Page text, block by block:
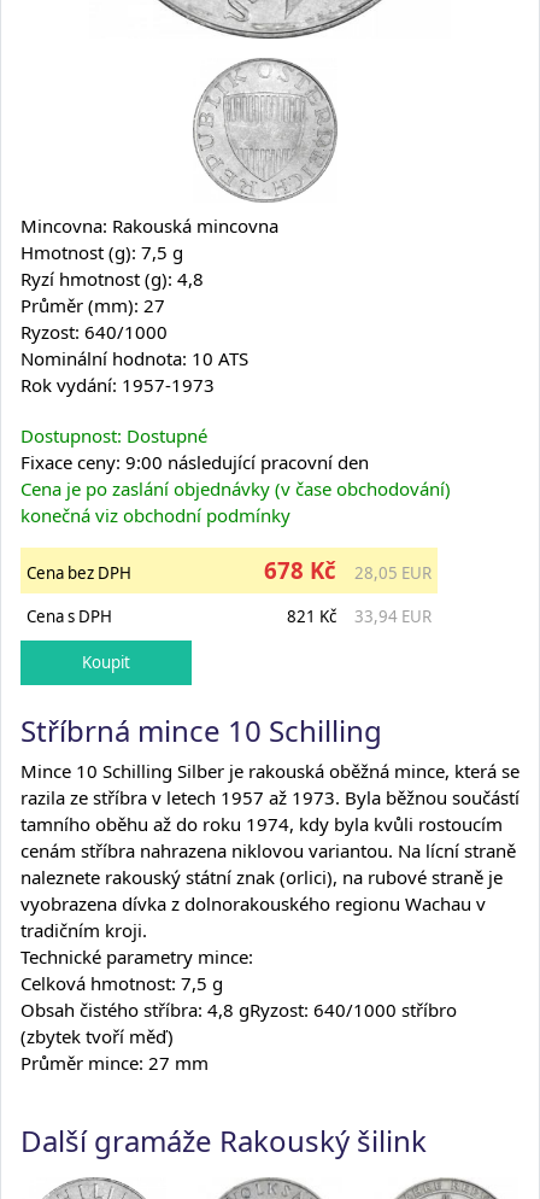
Mincovna: Rakouská mincovna
Hmotnost (g): 7,5 g
Ryzí hmotnost (g): 4,8
Průměr (mm): 27
Ryzost: 640/1000
Nominální hodnota: 10 ATS
Rok vydání: 1957-1973
Dostupnost: Dostupné
Fixace ceny: 9:00 následující pracovní den
Cena je po zaslání objednávky (v čase obchodování)
konečná viz obchodní podmínky
Cena bez DPH 678 Kč
28,05 EUR
Cena s DPH
821 Kč 33,94 EUR
Stříbrná mince 10 Schilling
Mince 10 Schilling Silber je rakouská oběžná mince, která se
razila ze stříbra v letech 1957 až 1973. Byla běžnou součástí
tamního oběhu až do roku 1974, kdy byla kvůli rostoucím
cenám stříbra nahrazena niklovou variantou. Na lícní straně
naleznete rakouský státní znak (orlici), na rubové straně je
vyobrazena dívka z dolnorakouského regionu Wachau v
tradičním kroji.
Technické parametry mince:
Celková hmotnost: 7,5 g
Obsah čistého stříbra: 4,8 gRyzost: 640/1000 stříbro
(zbytek tvoří měď)
Průměr mince: 27 mm
Další gramáže Rakouský šilink